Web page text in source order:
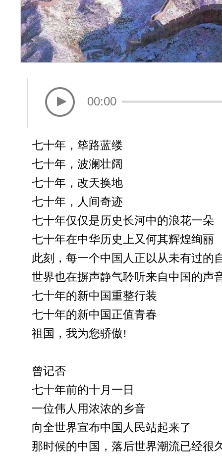
00:00
七十年，筚路蓝缕
七十年，波澜壮阔
七十年，改天换地
七十年，人间奇迹
七十年仅仅是历史长河中的浪花一朵
七十年在中华历史上又何其辉煌绚丽
此刻，每一个中国人正以从未有过的
世界也在摒声静气聆听来自中国的声
七十年的新中国重整行装
七十年的新中国正值青春
祖国，我为您骄傲!
曾记否
七十年前的十月一日
一位伟人用浓浓的乡音
向全世界宣布中国人民站起来了
那时候的中国，落后世界潮流已经很